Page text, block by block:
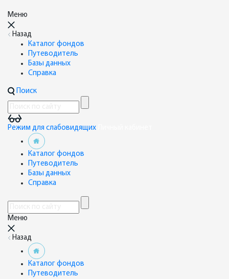
Меню
Назад
Каталог фондов
Путеводитель
Базы данных
Справка
Поиск
Режим для слабовидящих
Каталог фондов
Путеводитель
Базы данных
Справка
Меню
Назад
Каталог фондов
Путеводитель